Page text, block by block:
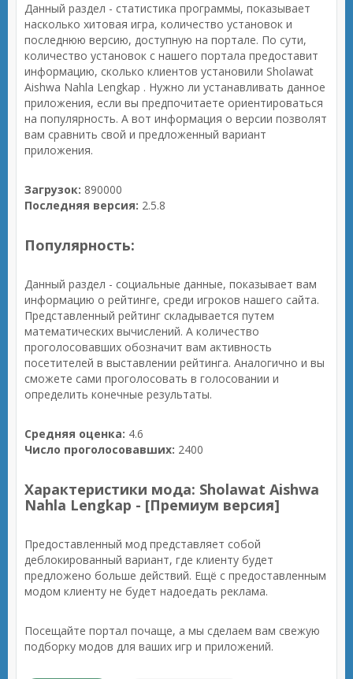
Данный раздел - статистика программы, показывает
насколько хитовая игра, количество установок и
последнюю версию, доступную на портале. По сути,
количество установок с нашего портала предоставит
информацию, сколько клиентов установили Sholawat
Aishwa Nahla Lengkap . Нужно ли устанавливать данное
приложения, если вы предпочитаете ориентироваться
на популярность. А вот информация о версии позволят
вам сравнить свой и предложенный вариант
приложения.
Загрузок: 890000
Последняя версия: 2.5.8
Популярность:
Данный раздел - социальные данные, показывает вам
информацию о рейтинге, среди игроков нашего сайта.
Представленный рейтинг складывается путем
математических вычислений. А количество
проголосовавших обозначит вам активность
посетителей в выставлении рейтинга. Аналогично и вы
сможете сами проголосовать в голосовании и
определить конечные результаты.
Средняя оценка: 4.6
Число проголосовавших: 2400
Характеристики мода: Sholawat Aishwa
Nahla Lengkap - [Премиум версия]
Предоставленный мод представляет собой
деблокированный вариант, где клиенту будет
предложено больше действий. Ещё с предоставленным
модом клиенту не будет надоедать реклама.
Посещайте портал почаще, а мы сделаем вам свежую
подборку модов для ваших игр и приложений.